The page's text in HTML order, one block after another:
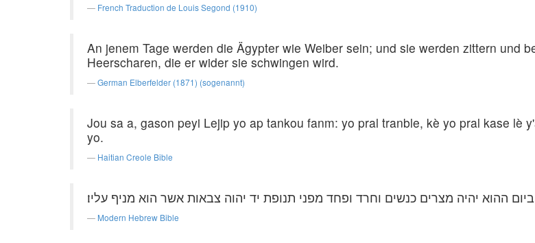
French Traduction de Louis Segond (1910)
An jenem Tage werden die Ägypter wie Weiber sein; und sie werden zittern und
Heerscharen, die er wider sie schwingen wird.
German Elberfelder (1871) (sogenannt)
Jou sa a, gason peyi Lejip yo ap tankou fanm: yo pral tranble, kè yo pral kase lè
yo.
Haitian Creole Bible
ביום ההוא יהיה מצרים כנשים וחרד ופחד מפני תנופת יד יהוה צבאות אשר הוא מניף עליו׃
Modern Hebrew Bible